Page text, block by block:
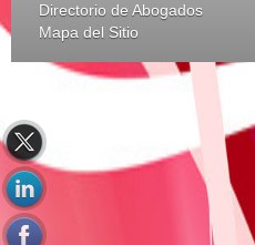
Directorio de Abogados
Mapa del Sitio